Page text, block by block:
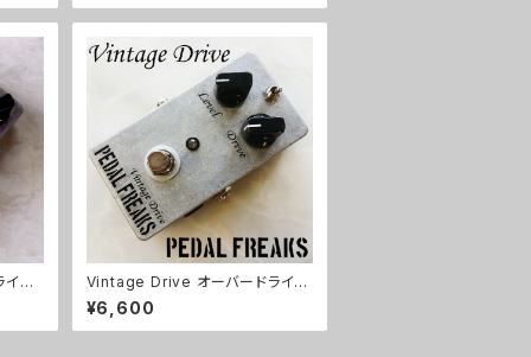
ブ
Vintage Drive オーバードライブ
キット【PEDAL FREAKS】
¥6,600